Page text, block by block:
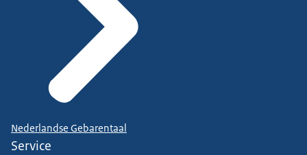
Nederlandse Gebarentaal
Service